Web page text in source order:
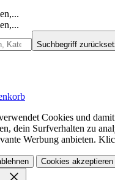
Suchbegriff
Cookies und
dein Surfverhalten zu
Werbung anbieten.
Cookies akzeptieren